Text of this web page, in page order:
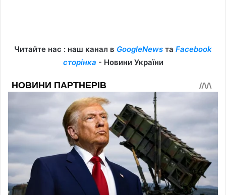
Читайте нас : наш канал в GoogleNews та Facebook
сторінка - Новини України